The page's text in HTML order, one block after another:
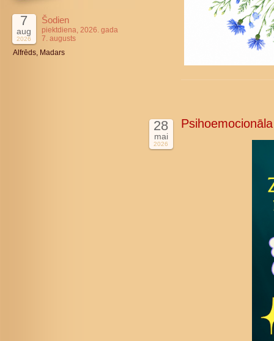
7
aug
2026
Šodien
piektdiena, 2026. gada
7. augusts
Alfrēds, Madars
28
mai
2026